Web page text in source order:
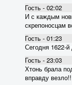
Гость - 02:02
И с каждым
скрепоносцам
Гость - 01:23
Сегодня 1622-
Гость - 23:03
Хтонь брала
вправду